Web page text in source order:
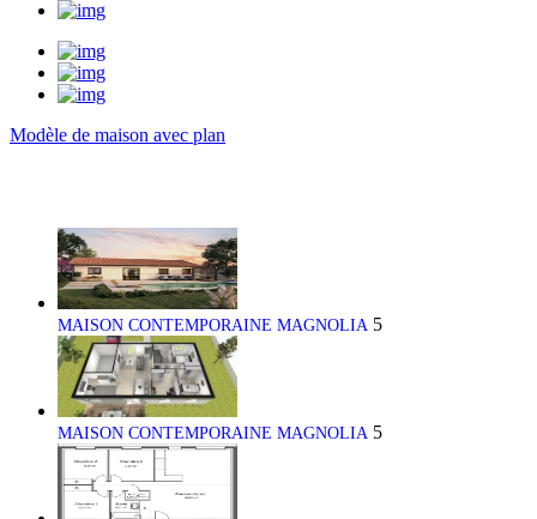
Modèle de maison avec plan
MAISON CONTEMPORAINE MAGNOLIA 5
MAISON CONTEMPORAINE MAGNOLIA 5